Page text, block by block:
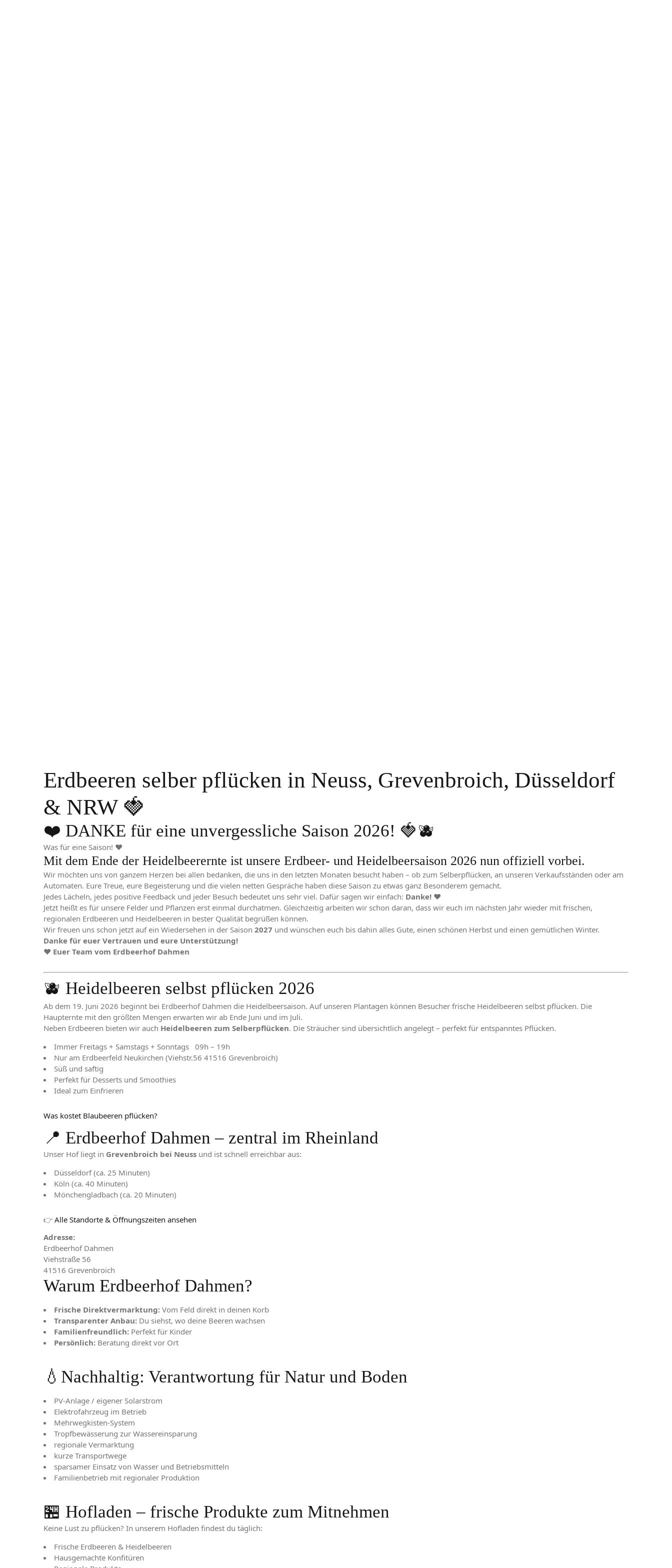
Erdbeeren selber pflücken in Neuss, Grevenbroich, Düsseldorf
& NRW 🍓
❤️ DANKE für eine unvergessliche Saison 2026! 🍓🫐
Was für eine Saison! ❤️
Mit dem Ende der Heidelbeerernte ist unsere Erdbeer- und Heidelbeersaison 2026 nun offiziell vorbei.
Wir möchten uns von ganzem Herzen bei allen bedanken, die uns in den letzten Monaten besucht haben – ob zum Selberpflücken, an unseren Verkaufsständen oder am
Automaten. Eure Treue, eure Begeisterung und die vielen netten Gespräche haben diese Saison zu etwas ganz Besonderem gemacht.
Jedes Lächeln, jedes positive Feedback und jeder Besuch bedeutet uns sehr viel. Dafür sagen wir einfach: Danke! ❤️
Jetzt heißt es für unsere Felder und Pflanzen erst einmal durchatmen. Gleichzeitig arbeiten wir schon daran, dass wir euch im nächsten Jahr wieder mit frischen,
regionalen Erdbeeren und Heidelbeeren in bester Qualität begrüßen können.
Wir freuen uns schon jetzt auf ein Wiedersehen in der Saison 2027 und wünschen euch bis dahin alles Gute, einen schönen Herbst und einen gemütlichen Winter.
Danke für euer Vertrauen und eure Unterstützung!
❤️ Euer Team vom Erdbeerhof Dahmen
🫐 Heidelbeeren selbst pflücken 2026
Ab dem 19. Juni 2026 beginnt bei Erdbeerhof Dahmen die Heidelbeersaison. Auf unseren Plantagen können Besucher frische Heidelbeeren selbst pflücken. Die
Haupternte mit den größten Mengen erwarten wir ab Ende Juni und im Juli.
Neben Erdbeeren bieten wir auch Heidelbeeren zum Selberpflücken. Die Sträucher sind übersichtlich angelegt – perfekt für entspanntes Pflücken.
Immer Freitags + Samstags + Sonntags 09h – 19h
Nur am Erdbeerfeld Neukirchen (Viehstr.56 41516 Grevenbroich)
Süß und saftig
Perfekt für Desserts und Smoothies
Ideal zum Einfrieren
Was kostet Blaubeeren pflücken?
📍 Erdbeerhof Dahmen – zentral im Rheinland
Unser Hof liegt in Grevenbroich bei Neuss und ist schnell erreichbar aus:
Düsseldorf (ca. 25 Minuten)
Köln (ca. 40 Minuten)
Mönchengladbach (ca. 20 Minuten)
👉 Alle Standorte & Öffnungszeiten ansehen
Adresse:
Erdbeerhof Dahmen
Viehstraße 56
41516 Grevenbroich
Warum Erdbeerhof Dahmen?
Frische Direktvermarktung: Vom Feld direkt in deinen Korb
Transparenter Anbau: Du siehst, wo deine Beeren wachsen
Familienfreundlich: Perfekt für Kinder
Persönlich: Beratung direkt vor Ort
💧Nachhaltig: Verantwortung für Natur und Boden
PV-Anlage / eigener Solarstrom
Elektrofahrzeug im Betrieb
Mehrwegkisten-System
Tropfbewässerung zur Wassereinsparung
regionale Vermarktung
kurze Transportwege
sparsamer Einsatz von Wasser und Betriebsmitteln
Familienbetrieb mit regionaler Produktion
🏪 Hofladen – frische Produkte zum Mitnehmen
Keine Lust zu pflücken? In unserem Hofladen findest du täglich:
Frische Erdbeeren & Heidelbeeren
Hausgemachte Konfitüren